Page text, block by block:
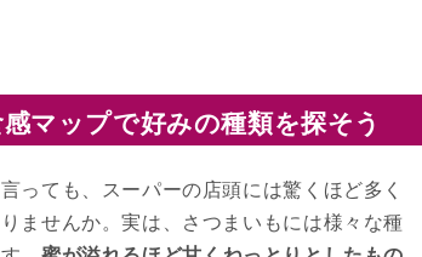
マップで好みの種類を探そう
っても、スーパーの店頭には驚くほど多く
ませんか。実は、さつまいもには様々な種